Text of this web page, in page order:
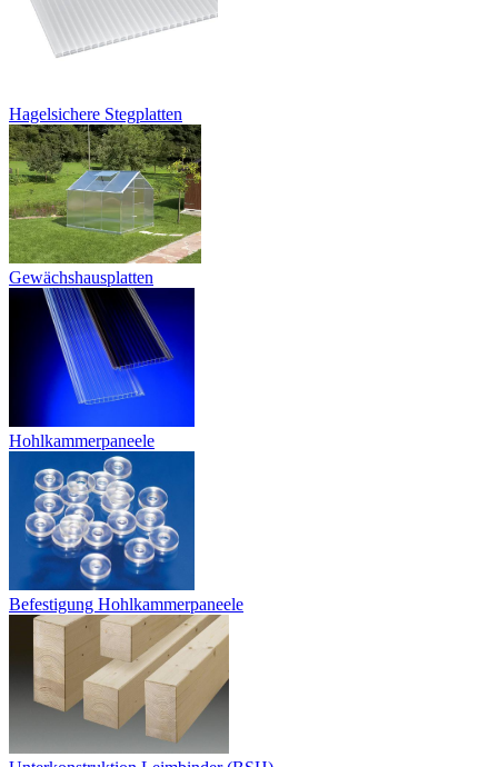
Hagelsichere Stegplatten
Gewächshausplatten
Hohlkammerpaneele
Befestigung Hohlkammerpaneele